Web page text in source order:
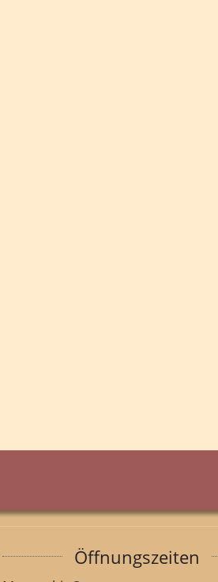
Öffnungszeiten